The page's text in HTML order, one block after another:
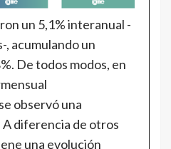
un 5,1% interanual -
acumulando un
De todos modos, en
observó una
A diferencia de otros
una evolución